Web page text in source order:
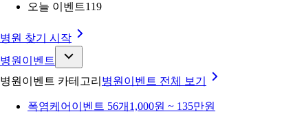
오늘 이벤트119
병원 찾기 시작
병원이벤트
병원이벤트 카테고리 병원이벤트 전체 보기
폭염케어 이벤트 56개 1,000원 ~ 135만원